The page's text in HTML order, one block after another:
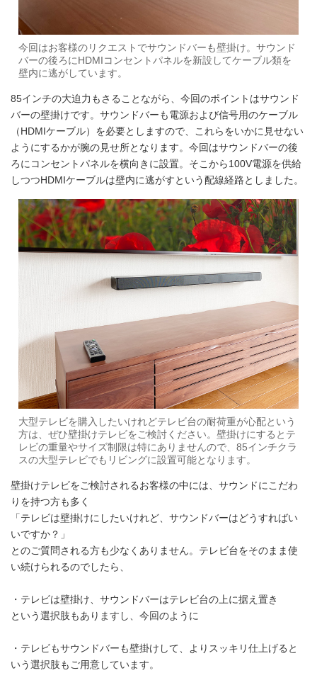
今回はお客様のリクエストでサウンドバーも壁掛け。サウンド
バーの後ろにHDMIコンセントパネルを新設してケーブル類を
壁内に逃がしています。
85インチの大迫力もさることながら、今回のポイントはサウンド
バーの壁掛けです。サウンドバーも電源および信号用のケーブル
（HDMIケーブル）を必要としますので、これらをいかに見せない
ようにするかが腕の見せ所となります。今回はサウンドバーの後
ろにコンセントパネルを横向きに設置。そこから100V電源を供給
しつつHDMIケーブルは壁内に逃がすという配線経路としました。
大型テレビを購入したいけれどテレビ台の耐荷重が心配という
方は、ぜひ壁掛けテレビをご検討ください。壁掛けにするとテ
レビの重量やサイズ制限は特にありませんので、85インチクラ
スの大型テレビでもリビングに設置可能となります。
壁掛けテレビをご検討されるお客様の中には、サウンドにこだわ
りを持つ方も多く
「テレビは壁掛けにしたいけれど、サウンドバーはどうすればい
いですか？」
とのご質問される方も少なくありません。テレビ台をそのまま使
い続けられるのでしたら、
・テレビは壁掛け、サウンドバーはテレビ台の上に据え置き
という選択肢もありますし、今回のように
・テレビもサウンドバーも壁掛けして、よりスッキリ仕上げると
いう選択肢もご用意しています。